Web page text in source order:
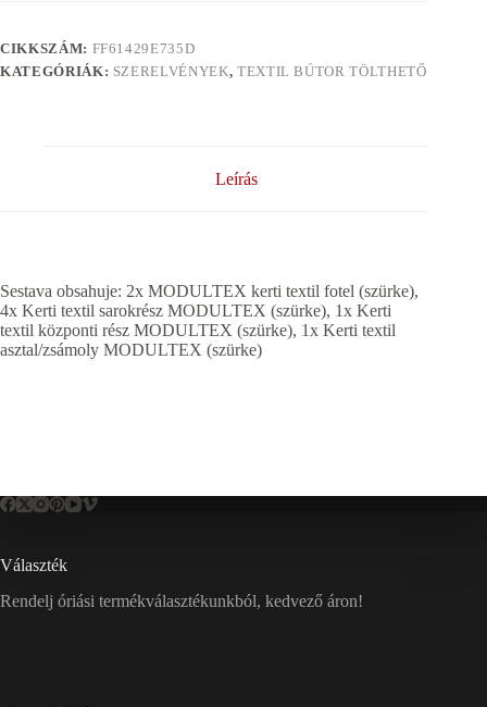
CIKKSZÁM: FF61429E735D
KATEGÓRIÁK: SZERELVÉNYEK, TEXTIL BÚTOR TÖLTHETŐ
Leírás
Sestava obsahuje: 2x MODULTEX kerti textil fotel (szürke),
4x Kerti textil sarokrész MODULTEX (szürke), 1x Kerti
textil központi rész MODULTEX (szürke), 1x Kerti textil
asztal/zsámoly MODULTEX (szürke)
Választék
Rendelj óriási termékválasztékunkból, kedvező áron!